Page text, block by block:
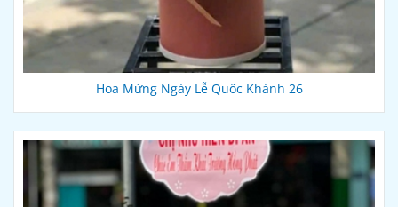
Hoa Mừng Ngày Lễ Quốc Khánh 26